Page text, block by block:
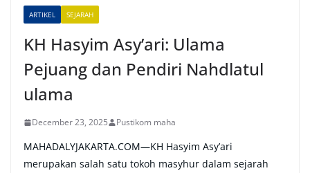
ARTIKEL SEJARAH
KH Hasyim Asy’ari: Ulama
Pejuang dan Pendiri Nahdlatul
ulama
December 23, 2025 Pustikom maha
MAHADALYJAKARTA.COM—KH Hasyim Asy’ari
merupakan salah satu tokoh masyhur dalam sejarah